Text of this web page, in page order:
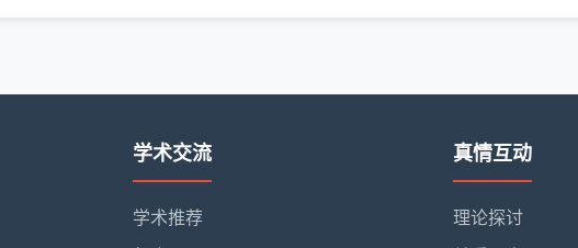
学术交流
学术推荐
真情互动
理论探讨